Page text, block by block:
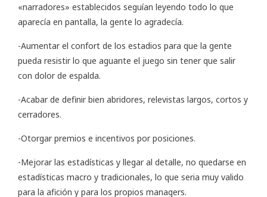
«narradores» establecidos seguían leyendo todo lo que
aparecía en pantalla, la gente lo agradecía.
-Aumentar el confort de los estadios para que la gente
pueda resistir lo que aguante el juego sin tener que salir
con dolor de espalda.
-Acabar de definir bien abridores, relevistas largos, cortos y
cerradores.
-Otorgar premios e incentivos por posiciones.
-Mejorar las estadísticas y llegar al detalle, no quedarse en
estadísticas macro y tradicionales, lo que seria muy valido
para la afición y para los propios managers.